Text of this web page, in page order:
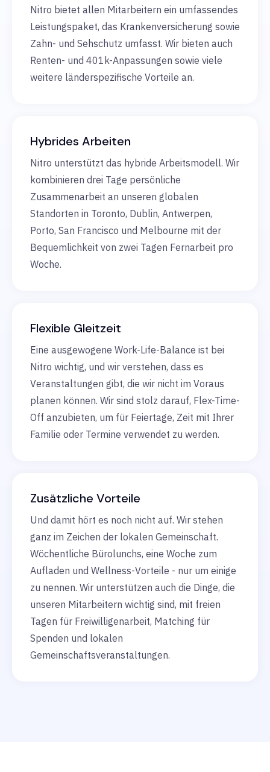
Nitro bietet allen Mitarbeitern ein umfassendes
Leistungspaket, das Krankenversicherung sowie
Zahn- und Sehschutz umfasst. Wir bieten auch
Renten- und 401k-Anpassungen sowie viele
weitere länderspezifische Vorteile an.
Hybrides Arbeiten
Nitro unterstützt das hybride Arbeitsmodell. Wir
kombinieren drei Tage persönliche
Zusammenarbeit an unseren globalen
Standorten in Toronto, Dublin, Antwerpen,
Porto, San Francisco und Melbourne mit der
Bequemlichkeit von zwei Tagen Fernarbeit pro
Woche.
Flexible Gleitzeit
Eine ausgewogene Work-Life-Balance ist bei
Nitro wichtig, und wir verstehen, dass es
Veranstaltungen gibt, die wir nicht im Voraus
planen können. Wir sind stolz darauf, Flex-Time-
Off anzubieten, um für Feiertage, Zeit mit Ihrer
Familie oder Termine verwendet zu werden.
Zusätzliche Vorteile
Und damit hört es noch nicht auf. Wir stehen
ganz im Zeichen der lokalen Gemeinschaft.
Wöchentliche Bürolunchs, eine Woche zum
Aufladen und Wellness-Vorteile - nur um einige
zu nennen. Wir unterstützen auch die Dinge, die
unseren Mitarbeitern wichtig sind, mit freien
Tagen für Freiwilligenarbeit, Matching für
Spenden und lokalen
Gemeinschaftsveranstaltungen.